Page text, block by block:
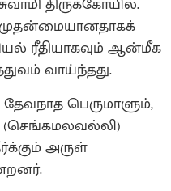
திருக்கோயில்.
முதன்மையானதாகக்
ரீதியாகவும் ஆன்மீக
வாய்ந்தது.
பெருமாளும்,
(செங்கமலவல்லி)
அருள்